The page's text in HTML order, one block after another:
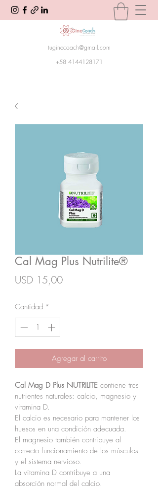
tuginecoach@gmail.com
+58 4144128171
Cal Mag Plus Nutrilite®
USD 15,00Precio
Cantidad *
Agregar al carrito
Cal Mag D Plus NUTRILITE contiene tres
nutrientes naturales: calcio, magnesio y
vitamina D.
El calcio es necesario para mantener los
huesos en una condición adecuada.
El magnesio también contribuye al
correcto funcionamiento de los músculos
y el sistema nervioso.
La vitamina D contribuye a una
absorción normal del calcio.